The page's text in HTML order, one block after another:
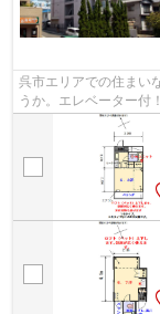
呉市エリアでの住まい
うか。エレベーター付
向かい側で、買い物に